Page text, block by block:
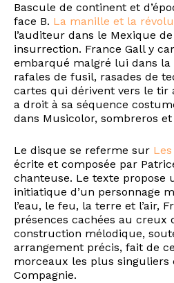
Bascule de continent et
face B. La manille et la
l’auditeur dans le Mexique
insurrection. France Gall y
embarqué malgré lui dans
rafales de fusil, rasades de
cartes qui dérivent vers le tir
a droit à sa séquence
dans Musicolor, sombreros
Le disque se referme sur
écrite et composée par
chanteuse. Le texte propose
initiatique d’un personnage
l’eau, le feu, la terre et l’air,
présences cachées au creux
construction mélodique,
arrangement précis, fait de
morceaux les plus singuliers
Compagnie.